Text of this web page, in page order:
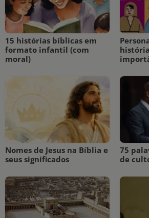
15 histórias bíblicas em
formato infantil (com
moral)
Nomes de Jesus na Bíblia e
seus significados
75
de